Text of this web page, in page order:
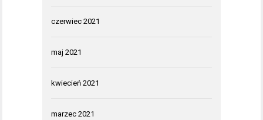
czerwiec 2021
maj 2021
kwiecień 2021
marzec 2021